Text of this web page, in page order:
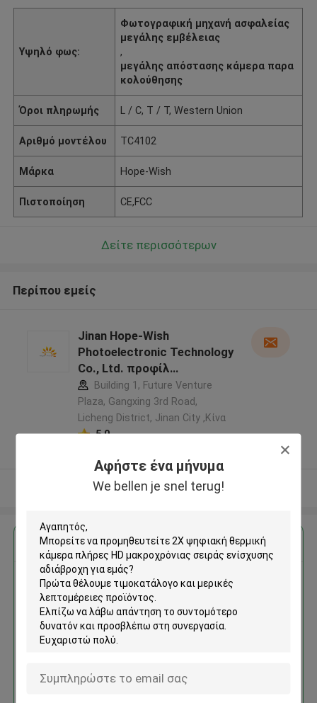
Αφήστε ένα μήνυμα
We bellen je snel terug!
Υψηλό φως:
Φωτογραφική μηχανή ασφαλείας
μεγάλης εμβέλειας
,
μεγάλης απόστασης κάμερα παρα
κολούθησης
Όροι πληρωμής L / C, T / T, Western Union
Αριθμό μοντέλου TC4102
Μάρκα Hope-Wish
Πιστοποίηση CE,FCC
Δείτε περισσότερων
Περίπου εμείς
Jinan Hope-Wish
Photoelectronic Technology
Co., Ltd. προφίλ
κατασκευαστή
Building 1, Future Venture
Plaza, Gangxing 3rd Road,
Licheng District, Jinan City ,Κίνα
5.0
Δείτε περισσότερων
Αποκτήστε την καλύτερη τιμή για
2X ψηφιακή θερμική κάμερα
πλήρες HD μακροχρόνιας
σειράς ενίσχυσης αδιάβροχη